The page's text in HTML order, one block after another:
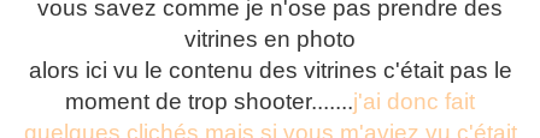
vous savez comme je n'ose pas prendre des
vitrines en photo
alors ici vu le contenu des vitrines c'était pas le
moment de trop shooter.......j'ai donc fait
quelques clichés mais si vous m'aviez vu c'était